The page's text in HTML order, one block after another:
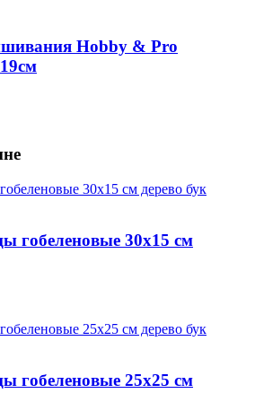
Hobby & Pro
гобеленовые 30х15 см
гобеленовые 25х25 см